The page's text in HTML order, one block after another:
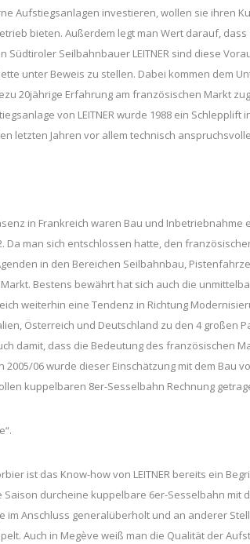
Aufstiegsanlagen investieren, wollen sie ihren
bieten. Außerdem legt man Wert darauf,
Seilbahnbauer LEITNER sind diese
unter Beweis zu stellen. Dabei kommen dem
20jährige Erfahrung am französischen Markt
von LEITNER wurde 1988 ein Schlepplift
letzten Jahren vor allem technisch
in Frankreich waren Bau und
Da man sich entschlossen hatte, den
in den Bereichen Seilbahnbau,
Bestens bewährt hat sich auch die
weiterhin eine Tendenz in Richtung
Österreich und Deutschland zu den 4 großen
damit, dass die Bedeutung des französischen
2005/06 wurde dieser Einschätzung mit dem Bau
kuppelbaren 8er-Sesselbahn Rechnung
ist das Know-how von LEITNER bereits ein
durcheine kuppelbare 6er-Sesselbahn mit
im Anschluss generalüberholt und an anderer
Auch in Megève weiß man die Qualität der